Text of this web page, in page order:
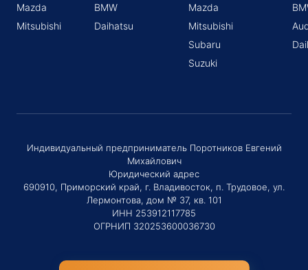
Mazda
Mitsubishi
BMW
Daihatsu
Mazda
Mitsubishi
Subaru
Suzuki
Индивидуальный предприниматель Поротников Евгений
Михайлович
Юридический адрес
690910, Приморский край, г. Владивосток, п. Трудовое, ул.
Лермонтова, дом № 37, кв. 101
ИНН 253912117785
ОГРНИП 320253600036730